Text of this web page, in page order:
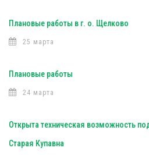
Плановые работы в г. о. Щелково
25 марта
Плановые работы
24 марта
Открыта техническая возможность
Старая Купавна